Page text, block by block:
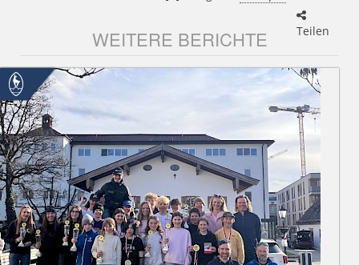
Teilen
WEITERE BERICHTE